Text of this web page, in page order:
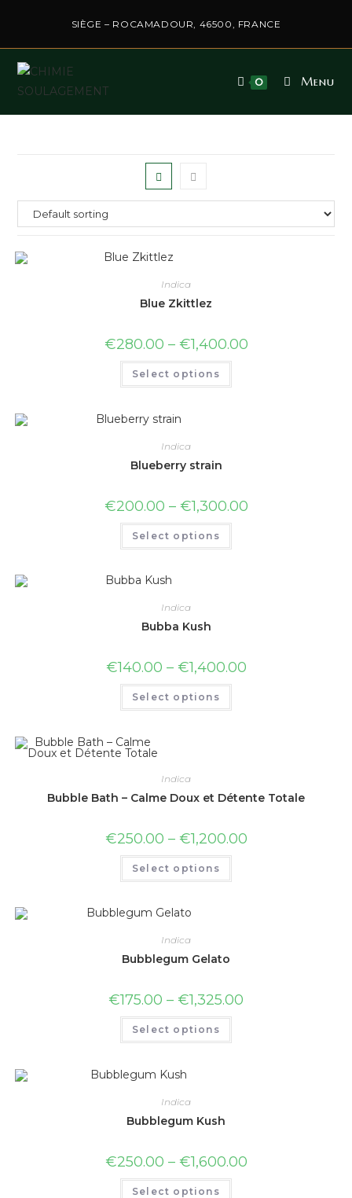
SIÈGE – ROCAMADOUR, 46500, FRANCE
0 Menu
Indica
Blue Zkittlez
€280.00 – €1,400.00
Select options
Indica
Blueberry strain
€200.00 – €1,300.00
Select options
Indica
Bubba Kush
€140.00 – €1,400.00
Select options
Indica
Bubble Bath – Calme Doux et Détente Totale
€250.00 – €1,200.00
Select options
Indica
Bubblegum Gelato
€175.00 – €1,325.00
Select options
Indica
Bubblegum Kush
€250.00 – €1,600.00
Select options